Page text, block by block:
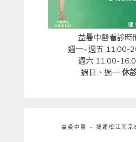
益曼中醫看診時
週一~週五 11:00-
週六 11:00-
週日、週一 休
益曼中醫 – 捷運松江南京